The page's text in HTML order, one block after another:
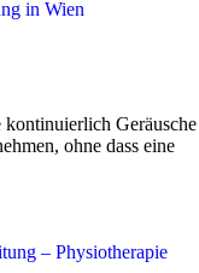
Geräusche
ohne dass eine